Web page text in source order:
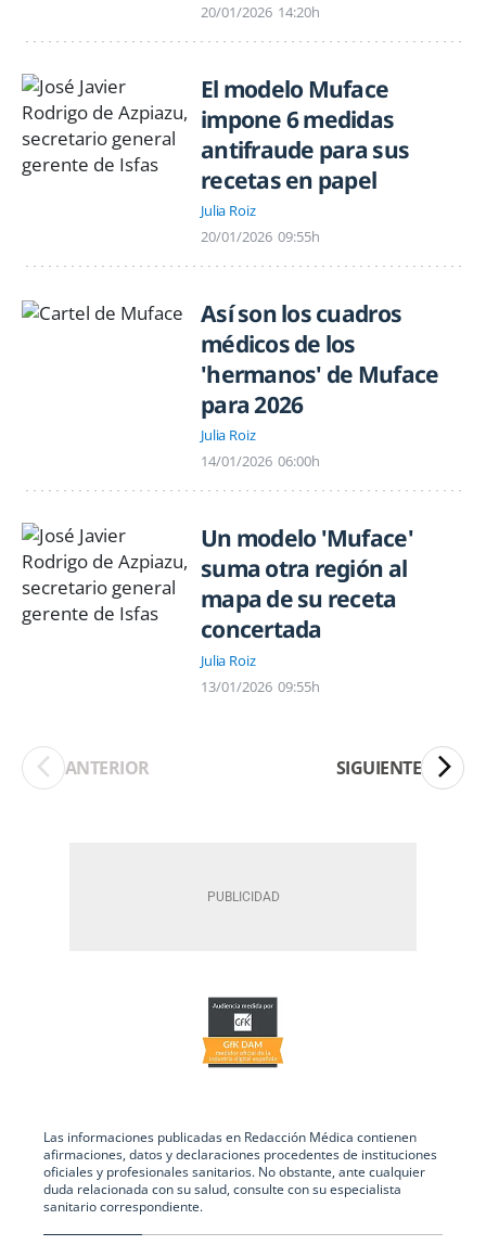
20/01/2026 14:20h
El modelo Muface
impone 6 medidas
antifraude para sus
recetas en papel
Julia Roiz
20/01/2026 09:55h
Así son los cuadros
médicos de los
'hermanos' de Muface
para 2026
Julia Roiz
14/01/2026 06:00h
Un modelo 'Muface'
suma otra región al
mapa de su receta
concertada
Julia Roiz
13/01/2026 09:55h
ANTERIOR SIGUIENTE
Las informaciones publicadas en Redacción Médica contienen
afirmaciones, datos y declaraciones procedentes de instituciones
oficiales y profesionales sanitarios. No obstante, ante cualquier
duda relacionada con su salud, consulte con su especialista
sanitario correspondiente.